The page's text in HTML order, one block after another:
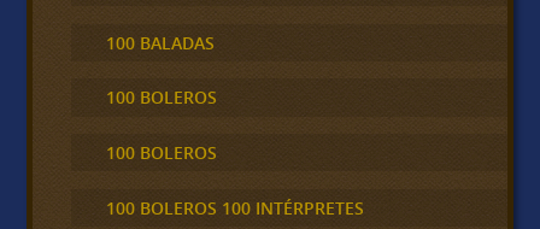
100 BALADAS
100 BOLEROS
100 BOLEROS
100 BOLEROS 100 INTÉRPRETES